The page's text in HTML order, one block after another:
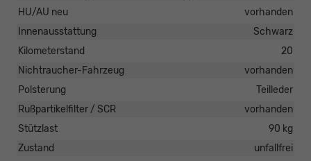
HU/AU neu
vorhanden
Innenausstattung
Schwarz
Kilometerstand
20
Nichtraucher-Fahrzeug
vorhanden
Polsterung
Teilleder
Rußpartikelfilter / SCR
vorhanden
Stützlast
90 kg
Zustand
unfallfrei